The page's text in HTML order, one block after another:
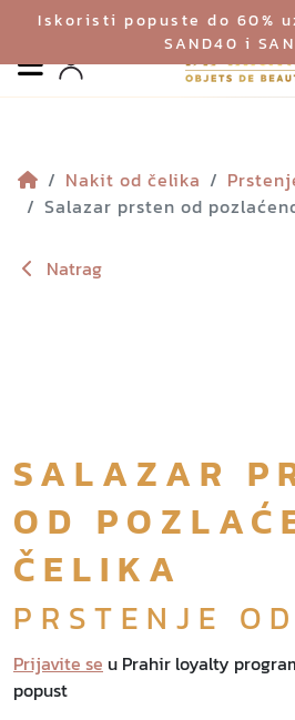
Iskoristi popuste do 60%
SAND40 i
Izbornik
Profil
Nakit od čelika
Salazar prsten od
Natrag
SALAZAR
OD
ČELIKA
PRSTENJE
Prijavite se u Prahir loyalty
popust